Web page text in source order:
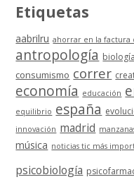
Etiquetas
aabrilru ahorrar en la factura
antropología biología
consumismo correr
economía educación
equilibrio españa
innovación madrid
música noticias tic más
psicobiología